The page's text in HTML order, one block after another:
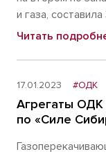
и газа,
Читать
17.01.2023 #ОДК
Агрегаты ОДК
по «Силе